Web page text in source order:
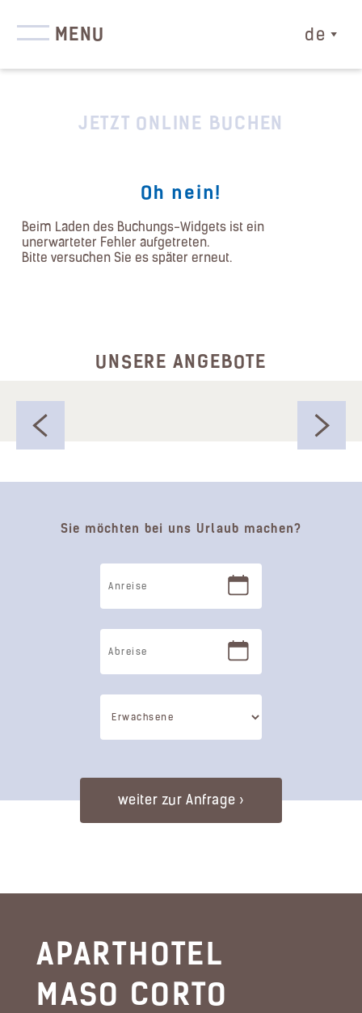
MENU de
JETZT ONLINE BUCHEN
Oh nein!
Beim Laden des Buchungs-Widgets ist ein
unerwarteter Fehler aufgetreten.
Bitte versuchen Sie es später erneut.
UNSERE ANGEBOTE
Sie möchten bei uns Urlaub machen?
APARTHOTEL
MASO CORTO